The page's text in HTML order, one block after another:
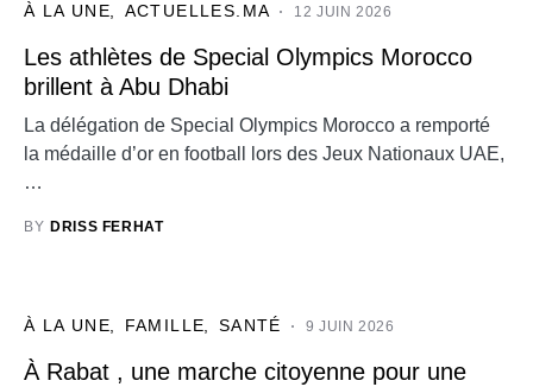
À LA UNE ACTUELLES.MA 12 JUIN 2026
Les athlètes de Special Olympics Morocco
brillent à Abu Dhabi
La délégation de Special Olympics Morocco a remporté
la médaille d’or en football lors des Jeux Nationaux UAE,
…
BY DRISS FERHAT
À LA UNE FAMILLE SANTÉ 9 JUIN 2026
À Rabat , une marche citoyenne pour une